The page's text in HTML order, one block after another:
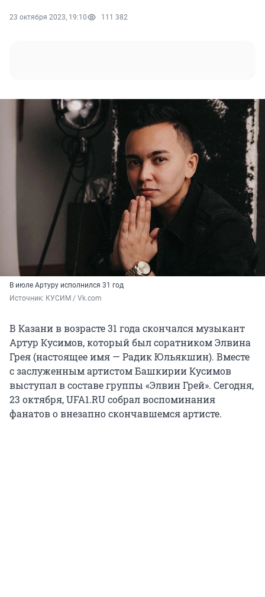
23 октября 2023, 19:10 111 382
В июле Артуру исполнился 31 год
Источник: КУСИМ / Vk.com
В Казани в возрасте 31 года скончался музыкант
Артур Кусимов, который был соратником Элвина
Грея (настоящее имя — Радик Юльякшин). Вместе
с заслуженным артистом Башкирии Кусимов
выступал в составе группы «Элвин Грей». Сегодня,
23 октября, UFA1.RU собрал воспоминания
фанатов о внезапно скончавшемся артисте.